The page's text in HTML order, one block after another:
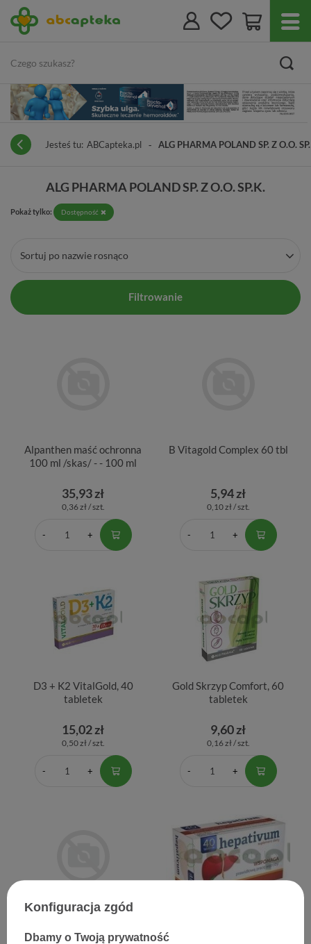
Jesteś tu: ABCapteka.pl ALG PHARMA POLAND SP. Z O.O.
ALG PHARMA POLAND SP. Z O.O. SP.K.
Pokaż tylko: Dostępność
Sortuj po nazwie rosnąco
Filtrowanie
Alpanthen maść ochronna
100 ml /skas/ - - 100 ml
35,93 zł
0,36 zł / szt.
B Vitagold Complex 60 tbl
5,94 zł
0,10 zł / szt.
D3 + K2 VitalGold, 40
tabletek
15,02 zł
0,50 zł / szt.
Gold Skrzyp Comfort, 60
tabletek
9,60 zł
0,16 zł / szt.
tbl
Konfiguracja zgód
Dbamy o Twoją prywatność